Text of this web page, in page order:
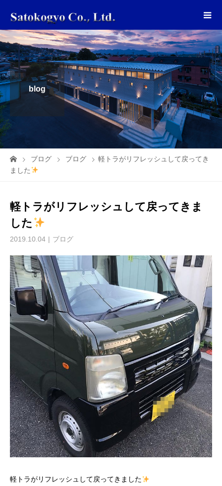
blog
ブログ ブログ
軽トラがリフレッシュして戻ってき
ました
軽トラがリフレッシュして戻ってきま
した
2019.10.04 ブログ
軽トラがリフレッシュして戻ってきました